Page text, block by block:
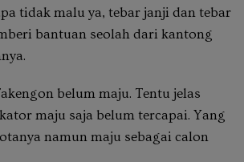
tidak malu ya, tebar janji dan tebar
bantuan seolah dari kantong
belum maju. Tentu jelas
maju saja belum tercapai. Yang
namun maju sebagai calon